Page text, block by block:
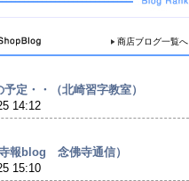
商店ブログ一覧へ
予定・・（北崎習字教室）
14:12
報blog 念佛寺通信）
15:10